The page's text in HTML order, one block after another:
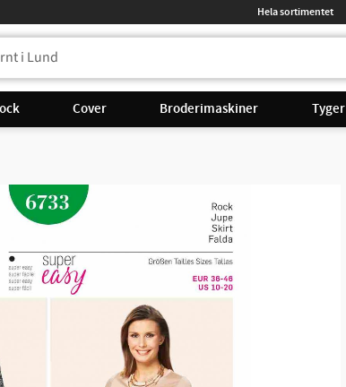
Hela sortimentet
Cover Broderimaskiner Tyger